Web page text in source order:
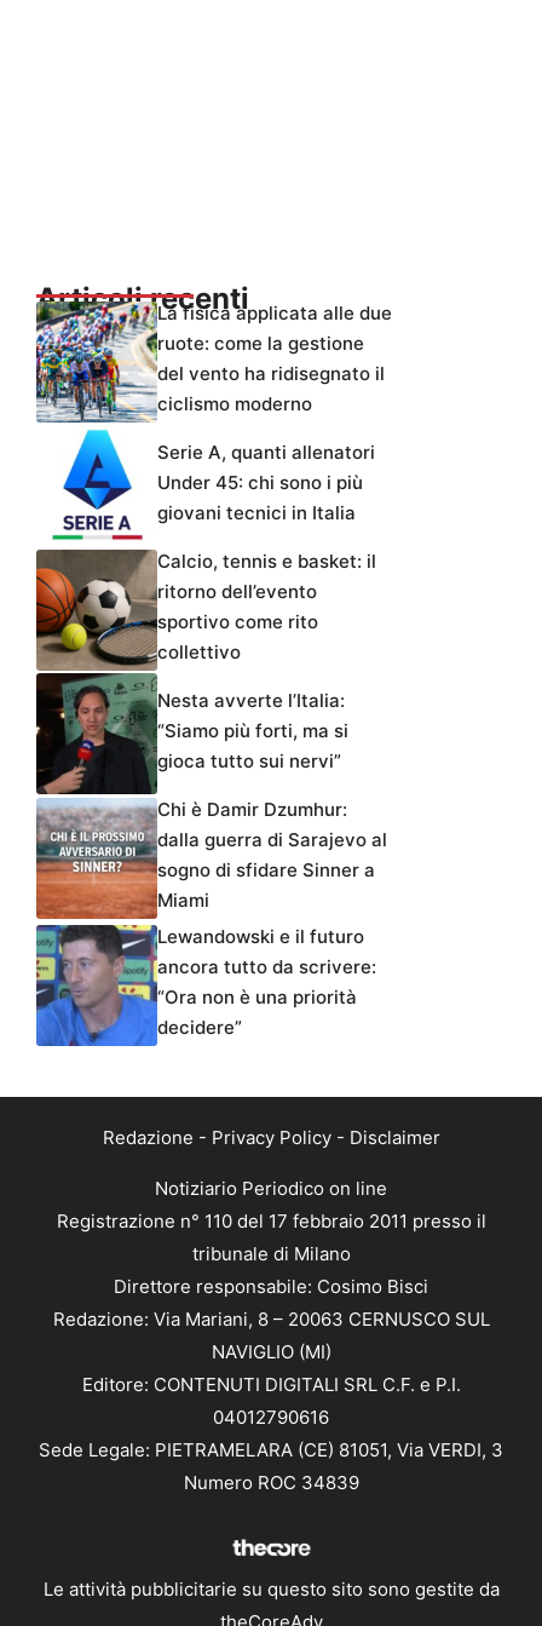
Articoli recentiLa fisica applicata alle due
ruote: come la gestione
del vento ha ridisegnato il
ciclismo moderno
Serie A, quanti allenatori
Under 45: chi sono i più
giovani tecnici in Italia
Calcio, tennis e basket: il
ritorno dell’evento
sportivo come rito
collettivo
Nesta avverte l’Italia:
“Siamo più forti, ma si
gioca tutto sui nervi”
Chi è Damir Dzumhur:
dalla guerra di Sarajevo al
sogno di sfidare Sinner a
Miami
Lewandowski e il futuro
ancora tutto da scrivere:
“Ora non è una priorità
decidere”
Redazione - Privacy Policy- Disclaimer
Notiziario Periodico on line
Registrazione n° 110 del 17 febbraio 2011 presso il
tribunale di Milano
Direttore responsabile: Cosimo Bisci
Redazione: Via Mariani, 8 – 20063 CERNUSCO SUL
NAVIGLIO (MI)
Editore: CONTENUTI DIGITALI SRL C.F. e P.I.
04012790616
Sede Legale: PIETRAMELARA (CE) 81051, Via VERDI, 3
Numero ROC 34839
Le attività pubblicitarie su questo sito sono gestite da